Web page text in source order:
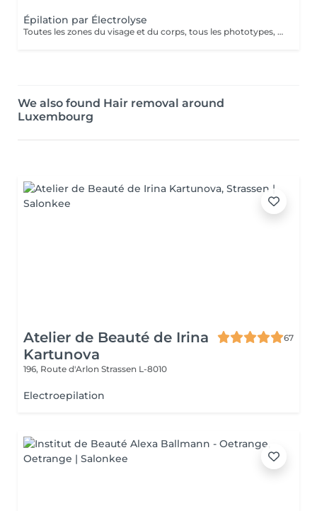
Épilation par Électrolyse
Toutes les zones du visage et du corps, tous les phototypes, tous les types de poils ( couleur, épaisseur, forme ), toute l'année, sans douleur
We also found Hair removal around
Luxembourg
Atelier de Beauté de Irina
Kartunova
67
196, Route d'Arlon Strassen L-8010
Electroepilation